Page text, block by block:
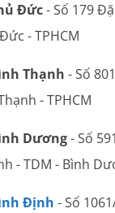
Đức- Số 179
- TPHCM
Thạnh - Số
- TPHCM
Dương- Số
- TDM - Bình
Định - Số